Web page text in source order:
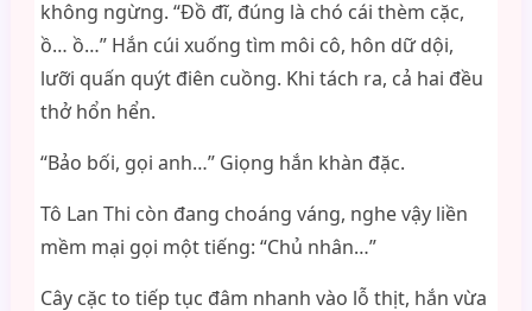
không ngừng. “Đồ đĩ, đúng là chó cái thèm cặc,
ồ… ồ…” Hắn cúi xuống tìm môi cô, hôn dữ dội,
lưỡi quấn quýt điên cuồng. Khi tách ra, cả hai đều
thở hổn hển.
“Bảo bối, gọi anh…” Giọng hắn khàn đặc.
Tô Lan Thi còn đang choáng váng, nghe vậy liền
mềm mại gọi một tiếng: “Chủ nhân…”
Cây cặc to tiếp tục đâm nhanh vào lỗ thịt, hắn vừa